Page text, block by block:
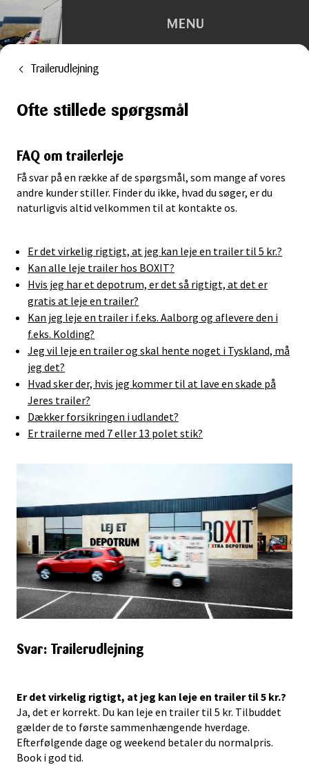
Trailerudlejning
Ofte stillede spørgsmål
FAQ om trailerleje
Få svar på en række af de spørgsmål, som mange af vores
andre kunder stiller. Finder du ikke, hvad du søger, er du
naturligvis altid velkommen til at kontakte os.
Er det virkelig rigtigt, at jeg kan leje en trailer til 5 kr.?
Kan alle leje trailer hos BOXIT?
Hvis jeg har et depotrum, er det så rigtigt, at det er
gratis at leje en trailer?
Kan jeg leje en trailer i f.eks. Aalborg og aflevere den i
f.eks. Kolding?
Jeg vil leje en trailer og skal hente noget i Tyskland, må
jeg det?
Hvad sker der, hvis jeg kommer til at lave en skade på
Jeres trailer?
Dækker forsikringen i udlandet?
Er trailerne med 7 eller 13 polet stik?
Svar: Trailerudlejning
Er det virkelig rigtigt, at jeg kan leje en trailer til 5 kr.?
Ja, det er korrekt. Du kan leje en trailer til 5 kr. Tilbuddet
gælder de to første sammenhængende hverdage.
Efterfølgende dage og weekend betaler du normalpris.
Book i god tid.
MENU
Depotrum
Container
Kontorhotel
Tilbehør